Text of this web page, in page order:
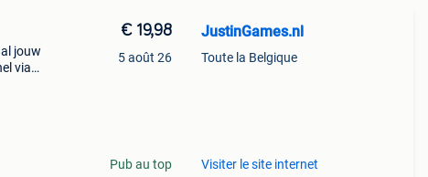
jouw
via
€ 19,98
5 août 26
Pub au top
JustinGames.nl
Toute la Belgique
Visiter le site internet